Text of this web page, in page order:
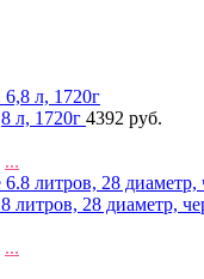
л, 1720г 4392 руб.
...
литров, 28 диаметр,
...